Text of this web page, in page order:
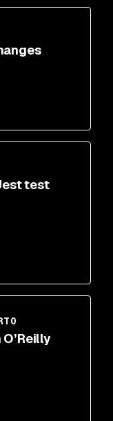
test